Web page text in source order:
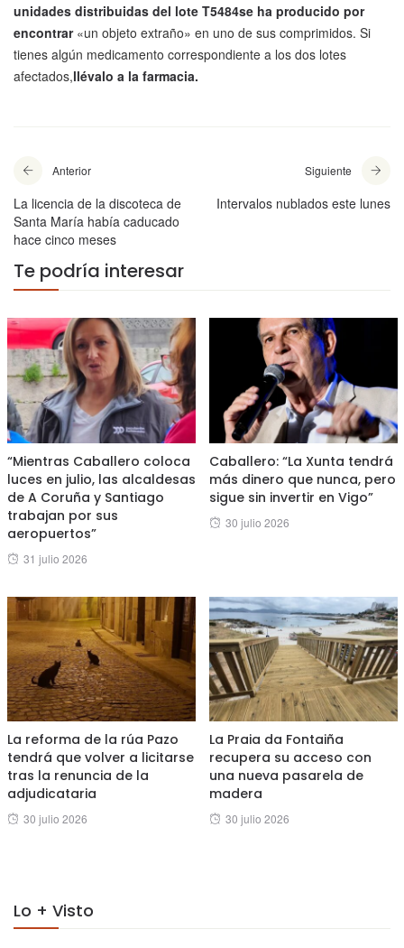
unidades distribuidas del lote T5484se ha producido por
encontrar «un objeto extraño» en uno de sus comprimidos. Si
tienes algún medicamento correspondiente a los dos lotes
afectados,llévalo a la farmacia.
Anterior
La licencia de la discoteca de
Santa María había caducado
hace cinco meses
Siguiente
Intervalos nublados este lunes
Te podría interesar
“Mientras Caballero coloca
luces en julio, las alcaldesas
de A Coruña y Santiago
trabajan por sus
aeropuertos”
Posted
31 julio 2026
Caballero: “La Xunta tendrá
más dinero que nunca, pero
sigue sin invertir en Vigo”
Posted
30 julio 2026
La reforma de la rúa Pazo
tendrá que volver a licitarse
tras la renuncia de la
adjudicataria
Posted
30 julio 2026
La Praia da Fontaiña
recupera su acceso con
una nueva pasarela de
madera
Posted
30 julio 2026
Lo + Visto